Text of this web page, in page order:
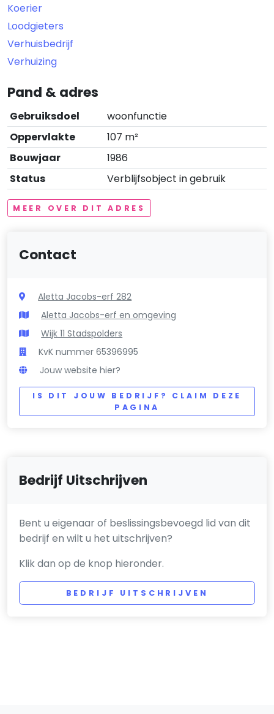
Koerier
Loodgieters
Verhuisbedrijf
Verhuizing
Pand & adres
Gebruiksdoel
woonfunctie
Oppervlakte
107 m²
Bouwjaar
1986
Status
Verblijfsobject in gebruik
MEER OVER DIT ADRES
Contact
Aletta Jacobs-erf 282
Aletta Jacobs-erf en omgeving
Wijk 11 Stadspolders
KvK nummer 65396995
Jouw website hier?
IS DIT JOUW BEDRIJF? CLAIM DEZE
PAGINA
Bedrijf Uitschrijven
Bent u eigenaar of beslissingsbevoegd lid van dit
bedrijf en wilt u het uitschrijven?
Klik dan op de knop hieronder.
BEDRIJF UITSCHRIJVEN